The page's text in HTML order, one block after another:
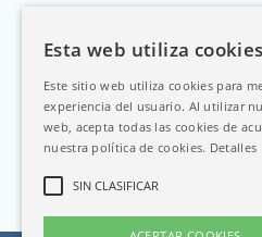
Esta web utiliza cookies
Este sitio web utiliza cookies para
experiencia del usuario. Al utilizar
web, acepta todas las cookies de
nuestra política de cookies. Detalles
SIN CLASIFICAR